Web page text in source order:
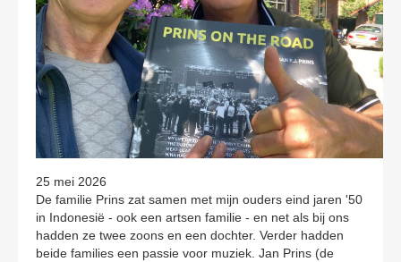
CONTACT
25 mei 2026
De familie Prins zat samen met mijn ouders eind jaren '50
in Indonesië - ook een artsen familie - en net als bij ons
hadden ze twee zoons en een dochter. Verder hadden
beide families een passie voor muziek. Jan Prins (de